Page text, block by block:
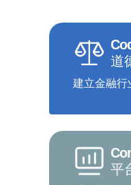
道
建立金融行
平